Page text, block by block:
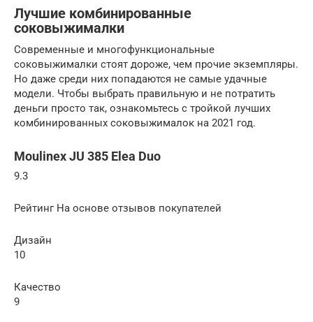
Лучшие комбинированные
соковыжималки
Современные и многофункциональные
соковыжималки стоят дороже, чем прочие экземпляры.
Но даже среди них попадаются не самые удачные
модели. Чтобы выбрать правильную и не потратить
деньги просто так, ознакомьтесь с тройкой лучших
комбинированных соковыжималок на 2021 год.
Moulinex JU 385 Elea Duo
9.3
Рейтинг На основе отзывов покупателей
Дизайн
10
Качество
9